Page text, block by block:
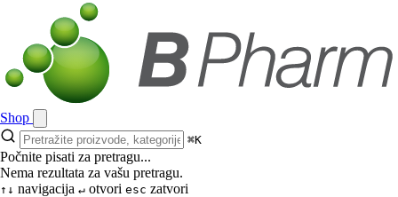
Shop
⌘K
Počnite pisati za pretragu...
Nema rezultata za vašu pretragu.
↑↓ navigacija ↵ otvori esc zatvori